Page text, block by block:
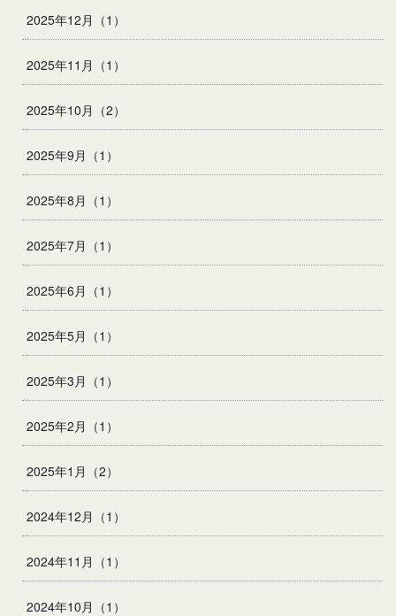
2025年12月（1）
2025年11月（1）
2025年10月（2）
2025年9月（1）
2025年8月（1）
2025年7月（1）
2025年6月（1）
2025年5月（1）
2025年3月（1）
2025年2月（1）
2025年1月（2）
2024年12月（1）
2024年11月（1）
2024年10月（1）